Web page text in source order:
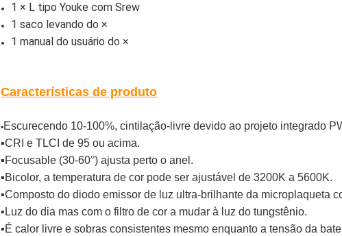
1 × L tipo Youke com Srew
1 saco levando do ×
1 manual do usuário do ×
Características de produto
▪Escurecendo 10-100%, cintilação-livre devido ao projeto integrado
▪CRI e TLCI de 95 ou acima.
▪Focusable (30-60°) ajusta perto o anel.
▪Bicolor, a temperatura de cor pode ser ajustável de 3200K a 5600K.
▪Composto do diodo emissor de luz ultra-brilhante da microplaqueta
▪Luz do dia mas com o filtro de cor a mudar à luz do tungstênio.
▪É calor livre e sobras consistentes mesmo enquanto a tensão da